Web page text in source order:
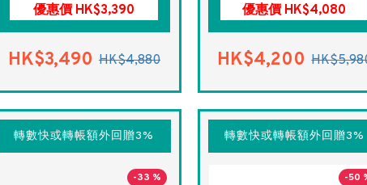
優惠價 HK$3,390
HK$3,490 HK$4,880
優惠價 HK$4,080
HK$4,200
轉數快或轉帳額外回贈3%
-33 %
轉數快或轉帳額外回贈3%
-50